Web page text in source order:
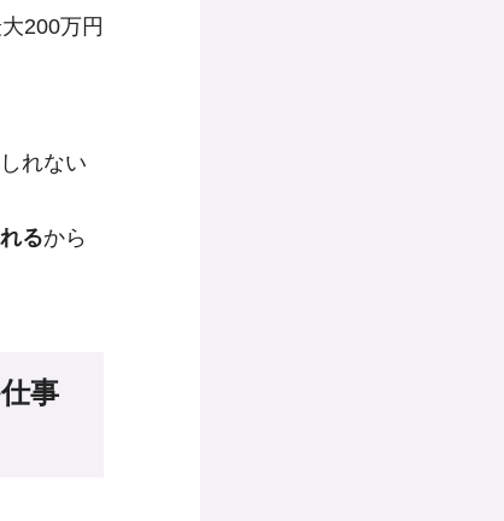
200万円
れない
るから
事